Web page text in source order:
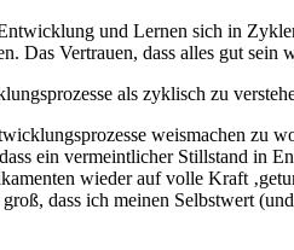
und Lernen sich in
Das Vertrauen, dass alles gut sein
als zyklisch zu
weismachen zu
ein vermeintlicher Stillstand in
wieder auf volle Kraft
dass ich meinen Selbstwert